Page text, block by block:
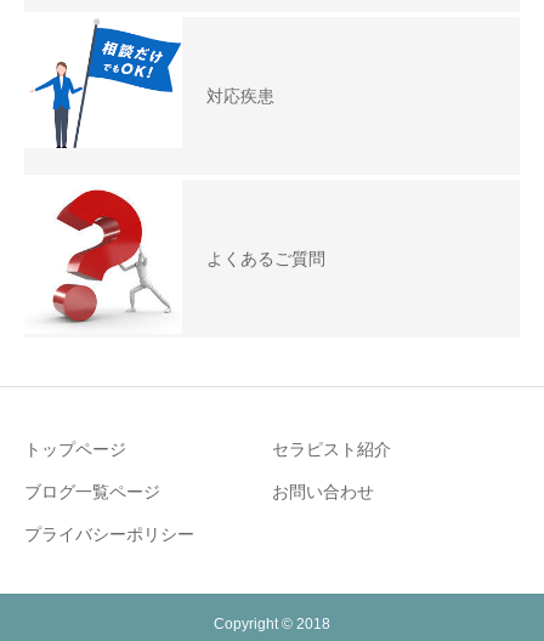
対応疾患
よくあるご質問
トップページ セラピスト紹介
ブログ一覧ページ お問い合わせ
プライバシーポリシー
Copyright © 2018